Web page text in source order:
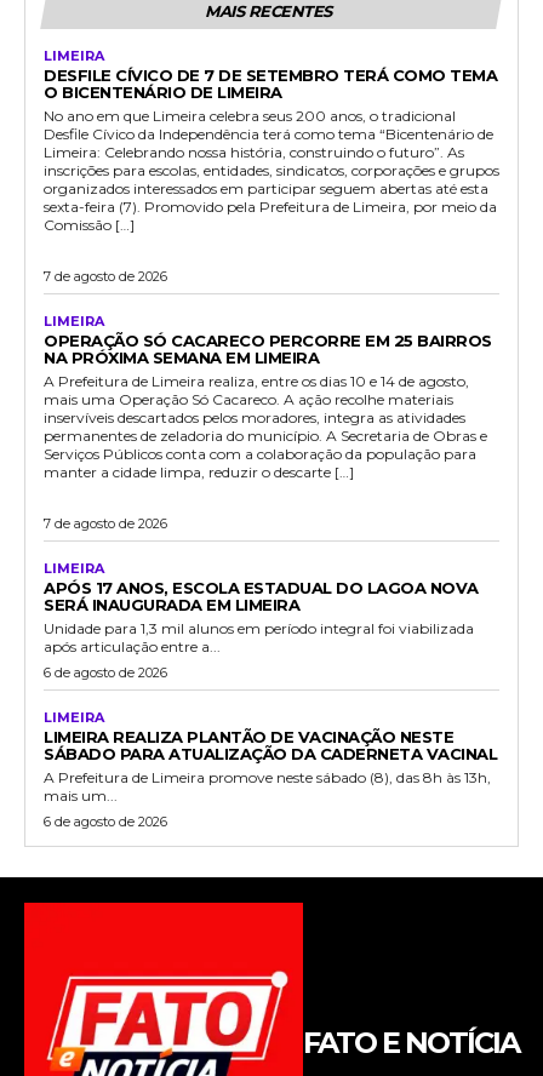
MAIS RECENTES
LIMEIRA
DESFILE CÍVICO DE 7 DE SETEMBRO TERÁ COMO TEMA
O BICENTENÁRIO DE LIMEIRA
No ano em que Limeira celebra seus 200 anos, o tradicional
Desfile Cívico da Independência terá como tema “Bicentenário de
Limeira: Celebrando nossa história, construindo o futuro”. As
inscrições para escolas, entidades, sindicatos, corporações e grupos
organizados interessados em participar seguem abertas até esta
sexta-feira (7). Promovido pela Prefeitura de Limeira, por meio da
Comissão […]
7 de agosto de 2026
LIMEIRA
OPERAÇÃO SÓ CACARECO PERCORRE EM 25 BAIRROS
NA PRÓXIMA SEMANA EM LIMEIRA
A Prefeitura de Limeira realiza, entre os dias 10 e 14 de agosto,
mais uma Operação Só Cacareco. A ação recolhe materiais
inservíveis descartados pelos moradores, integra as atividades
permanentes de zeladoria do município. A Secretaria de Obras e
Serviços Públicos conta com a colaboração da população para
manter a cidade limpa, reduzir o descarte […]
7 de agosto de 2026
LIMEIRA
APÓS 17 ANOS, ESCOLA ESTADUAL DO LAGOA NOVA
SERÁ INAUGURADA EM LIMEIRA
Unidade para 1,3 mil alunos em período integral foi viabilizada
após articulação entre a...
6 de agosto de 2026
LIMEIRA
LIMEIRA REALIZA PLANTÃO DE VACINAÇÃO NESTE
SÁBADO PARA ATUALIZAÇÃO DA CADERNETA VACINAL
A Prefeitura de Limeira promove neste sábado (8), das 8h às 13h,
mais um...
6 de agosto de 2026
FATO E NOTÍCIA